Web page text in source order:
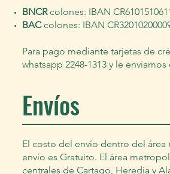
BNCRcolones: IBAN
BACcolones: IBAN
Para pago mediante tarjetas de
whatsapp 2248-1313 y le
Envíos
El costo del envío dentro del área
envío es Gratuito. El área
centrales de Cartago, Heredia y